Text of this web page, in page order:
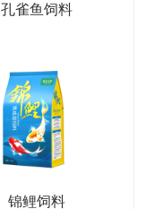
孔雀鱼饲料
锦鲤饲料